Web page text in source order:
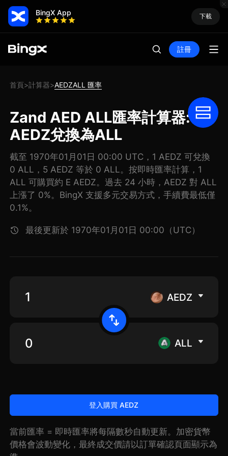
BingX App 下載
註冊
首頁>計算器>AEDZALL 匯率
Zand AED ALL匯率計算器: 把
AEDZ兌換為ALL
截至 1970年01月01日 00:00 UTC，1 AEDZ 可兌換
0 ALL，5 AEDZ 等於 0 ALL。按即時匯率計算，1
ALL 可購買約 E AEDZ。過去 24 小時，AEDZ 對 ALL
上漲了 0%。BingX 支援多元交易方式，手續費最低僅
0.1%。
最後更新於 1970年01月01日 00:00（UTC）
AEDZ
ALL
登入購買 AEDZ
當前匯率 = 即時匯率將每隔數秒自動更新。加密貨幣
價格會波動變化，最終成交價請以訂單確認頁面顯示為